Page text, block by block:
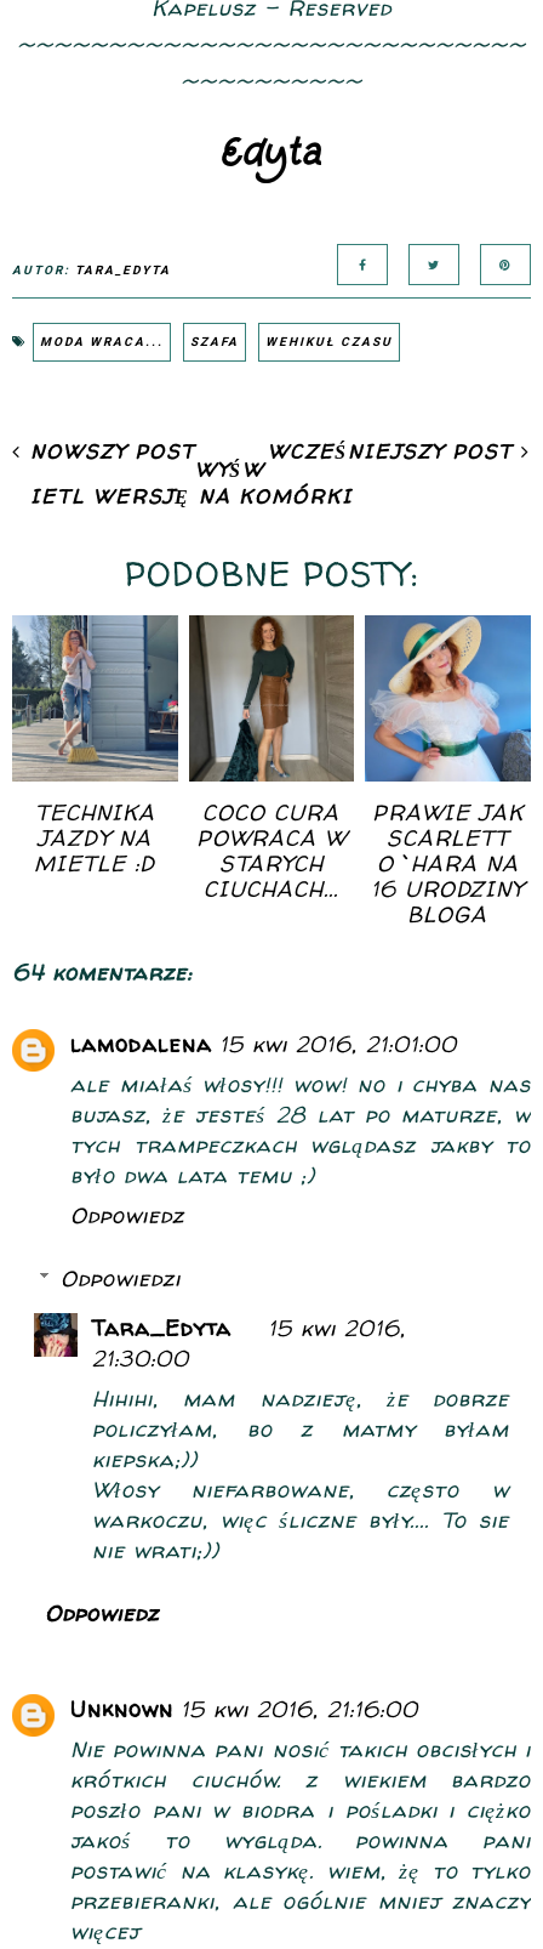
Kapelusz - Reserved
~~~~~~~~~~~~~~~~~~~~~~~~~~~~
~~~~~~~~~~
AUTOR: TARA_EDYTA
MODA WRACA... SZAFA WEHIKUŁ CZASU
NOWSZY POST WCZEŚNIEJSZY POST
WYŚW
IETL WERSJĘ NA KOMÓRKI
PODOBNE POSTY:
TECHNIKA
JAZDY NA
MIETLE :D
COCO CURA
POWRACA W
STARYCH
CIUCHACH...
PRAWIE JAK
SCARLETT
O`HARA NA
16 URODZINY
BLOGA
64 komentarze:
lamodalena 15 kwi 2016, 21:01:00
ale miałaś włosy!!! wow! no i chyba nas
bujasz, że jesteś 28 lat po maturze, w
tych trampeczkach wglądasz jakby to
było dwa lata temu ;)
Odpowiedz
Odpowiedzi
Tara_Edyta
15 kwi 2016,
21:30:00
Hihihi, mam nadzieję, że dobrze
policzyłam, bo z matmy byłam
kiepska;))
Włosy niefarbowane, często w
warkoczu, więc śliczne były.... To sie
nie wrati;))
Odpowiedz
Unknown 15 kwi 2016, 21:16:00
Nie powinna pani nosić takich obcisłych i
krótkich ciuchów. z wiekiem bardzo
poszło pani w biodra i pośladki i ciężko
jakoś to wygląda. powinna pani
postawić na klasykę. wiem, żę to tylko
przebieranki, ale ogólnie mniej znaczy
więcej